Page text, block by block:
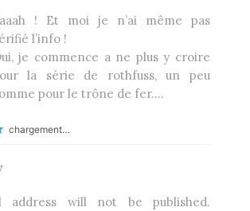
! Et moi je n’ai même pas
l’info !
je commence a ne plus y croire
la série de rothfuss, un peu
pour le trône de fer….
chargement…
address will not be published.